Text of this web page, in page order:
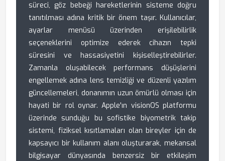
süreci, göz bebeği hareketlerinin sisteme doğru
tanıtılması adına kritik bir önem taşır. Kullanıcılar,
ayarlar menüsü üzerinden erişilebilirlik
seçeneklerini optimize ederek cihazın tepki
süresini ve hassasiyetini kişiselleştirebilirler.
Zamanla oluşabilecek performans düşüşlerini
engellemek adına lens temizliği ve düzenli yazılım
güncellemeleri, donanımın uzun ömürlü olması için
hayati bir rol oynar. Apple'ın visionOS platformu
üzerinde sunduğu bu sofistike biyometrik takip
sistemi, fiziksel kısıtlamaları olan bireyler için de
kapsayıcı bir kullanım alanı oluşturarak, mekansal
bilgisayar dünyasında benzersiz bir etkileşim